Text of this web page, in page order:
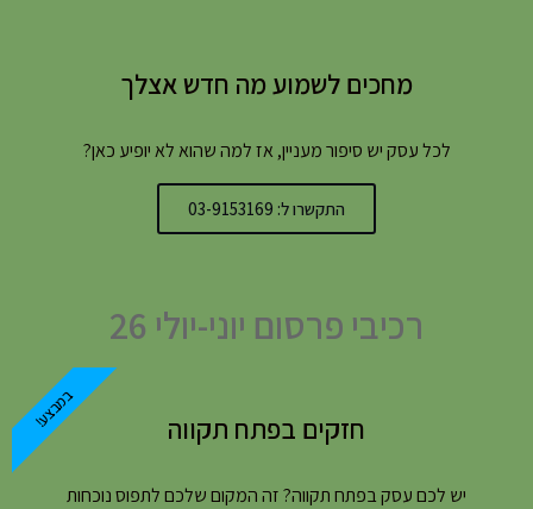
מחכים לשמוע מה חדש אצלך
לכל עסק יש סיפור מעניין, אז למה שהוא לא יופיע כאן?
התקשרו ל: 03-9153169
רכיבי פרסום יוני-יולי 26
חזקים בפתח תקווה
יש לכם עסק בפתח תקווה? זה המקום שלכם לתפוס נוכחות
במבצע!